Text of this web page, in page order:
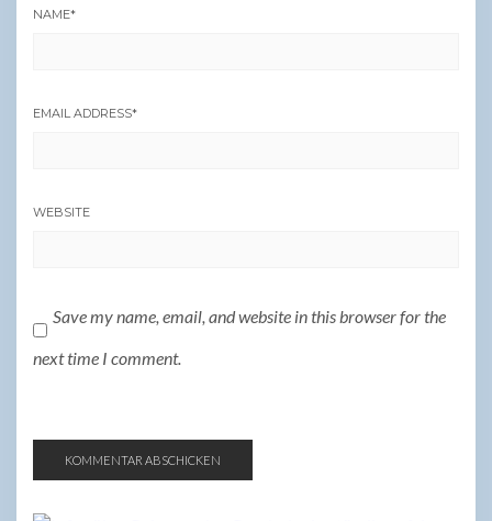
NAME*
EMAIL ADDRESS*
WEBSITE
Save my name, email, and website in this browser for the
next time I comment.